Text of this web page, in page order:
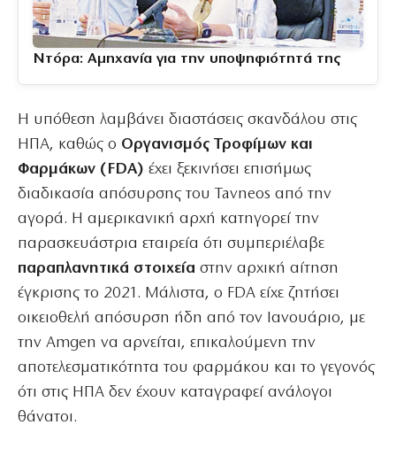
Ντόρα: Αμηχανία για την υποψηφιότητά της
Η υπόθεση λαμβάνει διαστάσεις σκανδάλου στις
ΗΠΑ, καθώς ο Οργανισμός Τροφίμων και
Φαρμάκων (FDA) έχει ξεκινήσει επισήμως
διαδικασία απόσυρσης του Tavneos από την
αγορά. Η αμερικανική αρχή κατηγορεί την
παρασκευάστρια εταιρεία ότι συμπεριέλαβε
παραπλανητικά στοιχεία στην αρχική αίτηση
έγκρισης το 2021. Μάλιστα, ο FDA είχε ζητήσει
οικειοθελή απόσυρση ήδη από τον Ιανουάριο, με
την Amgen να αρνείται, επικαλούμενη την
αποτελεσματικότητα του φαρμάκου και το γεγονός
ότι στις ΗΠΑ δεν έχουν καταγραφεί ανάλογοι
θάνατοι.